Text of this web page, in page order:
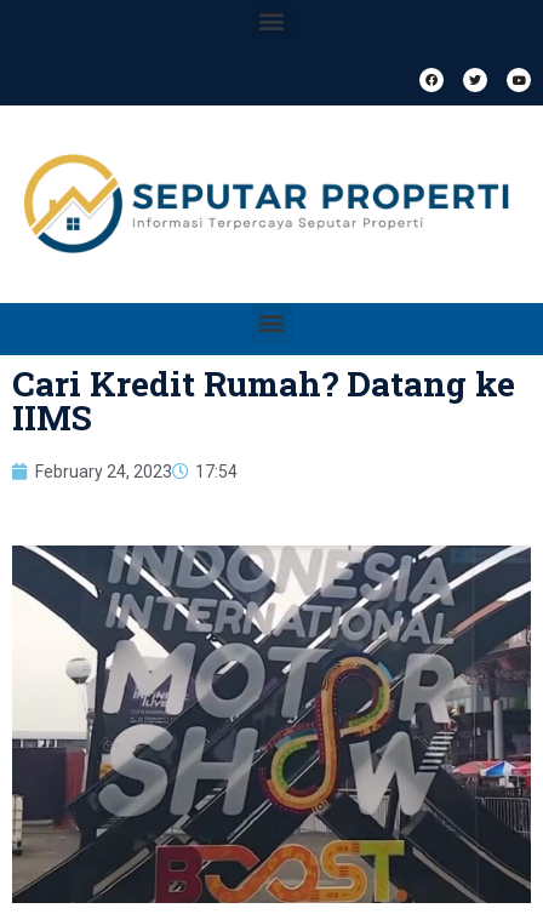
Cari Kredit Rumah? Datang ke
IIMS
February 24, 2023 17:54